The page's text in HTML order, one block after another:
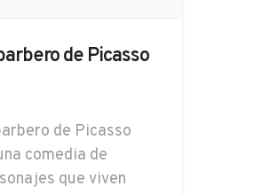
de Picasso
de Picasso
comedia de
que viven